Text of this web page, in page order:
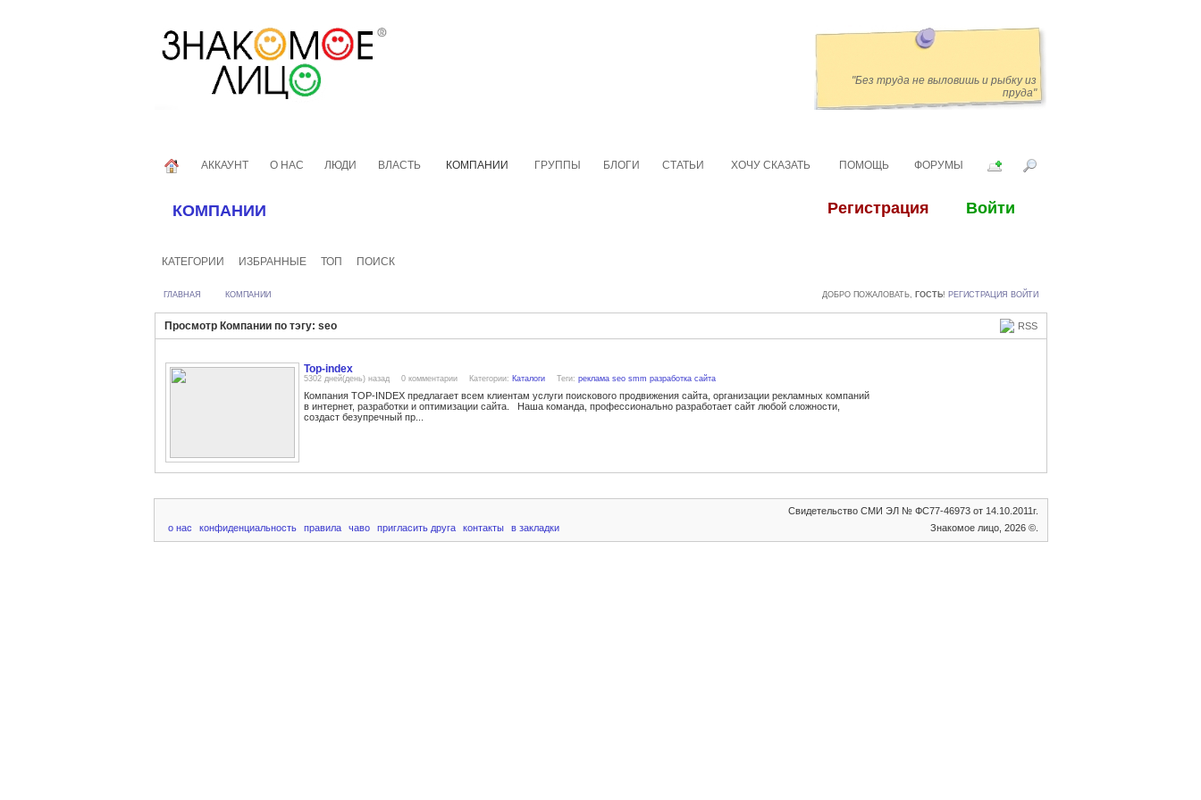
"Без труда не выловишь и рыбку из
пруда"
АККАУНТ О НАС ЛЮДИ ВЛАСТЬ КОМПАНИИ ГРУППЫ БЛОГИ СТАТЬИ ХОЧУ СКАЗАТЬ ПОМОЩЬ ФОРУМЫ
КОМПАНИИ
КАТЕГОРИИ ИЗБРАННЫЕ ТОП ПОИСК
ГЛАВНАЯ КОМПАНИИ ДОБРО ПОЖАЛОВАТЬ, ГОСТЬ! РЕГИСТРАЦИЯ ВОЙТИ
Просмотр Компании по тэгу: seo RSS
Top-index
5302 дней(день) назад 0 комментарии Категории: Каталоги Теги: реклама seo smm разработка сайта
Компания TOP-INDEX предлагает всем клиентам услуги поискового продвижения сайта, организации рекламных компаний
в интернет, разработки и оптимизации сайта. Наша команда, профессионально разработает сайт любой сложности,
создаст безупречный пр...
Свидетельство СМИ ЭЛ № ФС77-46973 от 14.10.2011г.
о нас
конфиденциальность правила чаво пригласить друга контакты в закладки Знакомое лицо, 2026 ©.